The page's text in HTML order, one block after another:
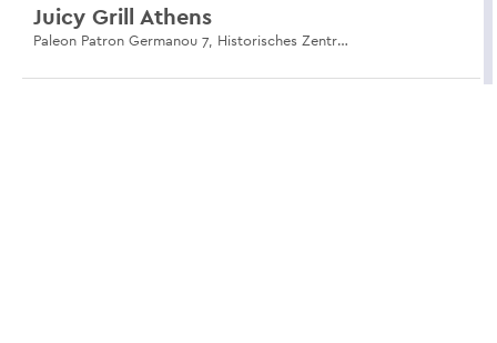
Juicy Grill Athens
Paleon Patron Germanou 7, Historisches Zentrum, 105 61